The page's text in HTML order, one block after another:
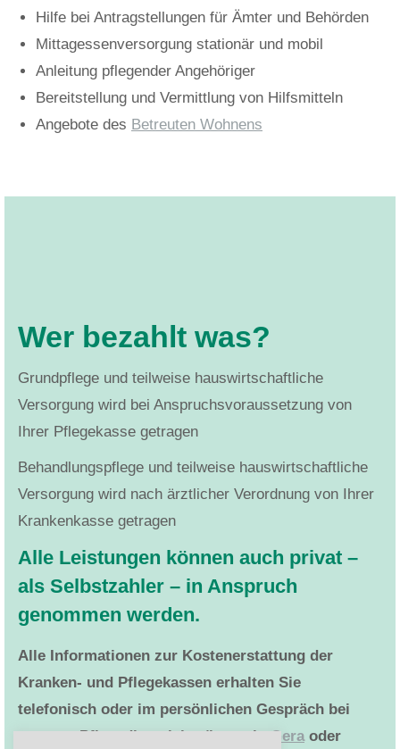
Hilfe bei Antragstellungen für Ämter und Behörden
Mittagessenversorgung stationär und mobil
Anleitung pflegender Angehöriger
Bereitstellung und Vermittlung von Hilfsmitteln
Angebote des Betreuten Wohnens
Wer bezahlt was?
Grundpflege und teilweise hauswirtschaftliche
Versorgung wird bei Anspruchsvoraussetzung von
Ihrer Pflegekasse getragen
Behandlungspflege und teilweise hauswirtschaftliche
Versorgung wird nach ärztlicher Verordnung von Ihrer
Krankenkasse getragen
Alle Leistungen können auch privat –
als Selbstzahler – in Anspruch
genommen werden.
Alle Informationen zur Kostenerstattung der
Kranken- und Pflegekassen erhalten Sie
telefonisch oder im persönlichen Gespräch bei
unseren Pflegedienstleiter/innen inGeraoder